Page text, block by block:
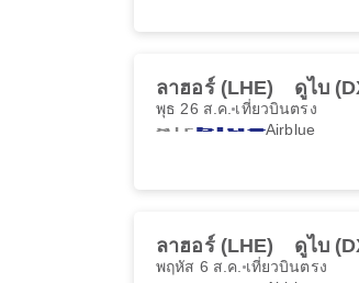
ลาฮอร์ (LHE) ดูไบ
พุธ 26 ส.ค. เที่ยวบินตรง
Airblue
ลาฮอร์ (LHE) ดูไบ
พฤหัส 6 ส.ค. เที่ยวบินตรง